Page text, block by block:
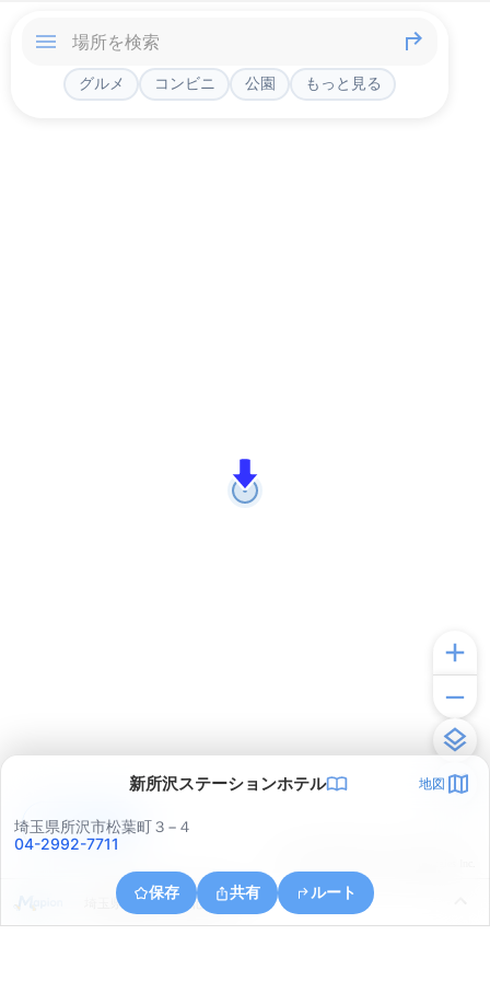
グルメ コンビニ 公園 もっと見る
新所沢ステーションホテル 地図
埼玉県所沢市松葉町３−４
04-2992-7711
保存 共有 ルート
埼玉県所沢市大字北岩岡
アプリで見る